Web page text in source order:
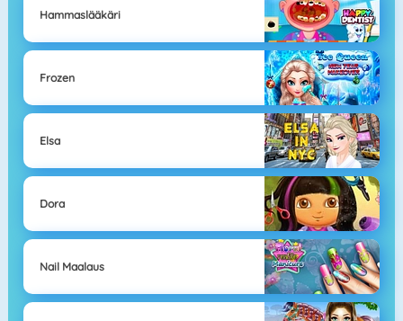
Hammaslääkäri
Frozen
Elsa
Dora
Nail Maalaus